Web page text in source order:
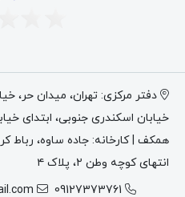
دفتر مرکزی: تهران، میدان حر،
انتهای کوچه وطن ۲، پلاک ۴
09127373761